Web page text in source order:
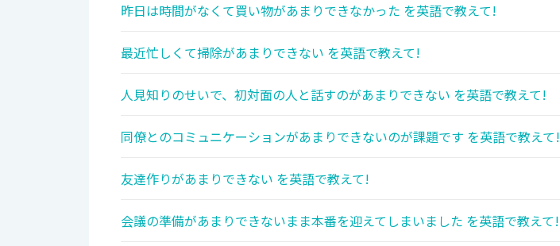
昨日は時間がなくて買い物があまりできなかった を英語で教えて!
最近忙しくて掃除があまりできない を英語で教えて!
人見知りのせいで、初対面の人と話すのがあまりできない を英語で教えて!
同僚とのコミュニケーションがあまりできないのが課題です を英語で教えて!
友達作りがあまりできない を英語で教えて!
会議の準備があまりできないまま本番を迎えてしまいました を英語で教えて!